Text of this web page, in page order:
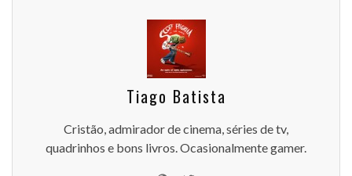
Tiago Batista
Cristão, admirador de cinema, séries de tv,
quadrinhos e bons livros. Ocasionalmente gamer.